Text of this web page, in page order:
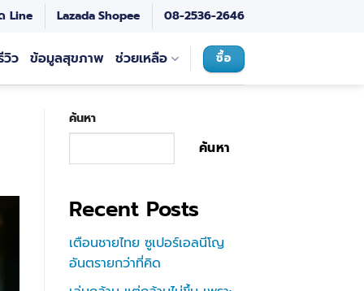
Line LazadaShopee 08-2536-2646
วิว ข้อมูลสุขภาพ ช่วยเหลือ ซื้อ
ค้นหา
ค้นหา
Recent Posts
เตือนชายไทย ซูเปอร์เอลนีโญ
อันตรายกว่าที่คิด